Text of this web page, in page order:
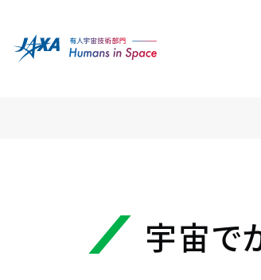
宇宙で